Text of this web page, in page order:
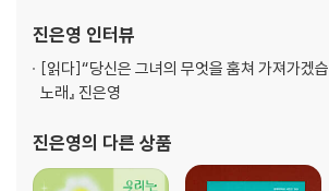
시인 만세
한 시인에게 보내는 편지
봄여름가을겨울
진은영 인터뷰
[읽다]“당신은 그녀의 무엇을 훔쳐 가져가겠
노래』 진은영
진은영의 다른 상품